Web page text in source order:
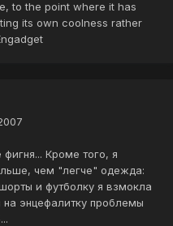
to the point where it has
its own coolness rather
Кроме того, я
чем "легче" одежда:
и футболку я взмокла
энцефалитку проблемы